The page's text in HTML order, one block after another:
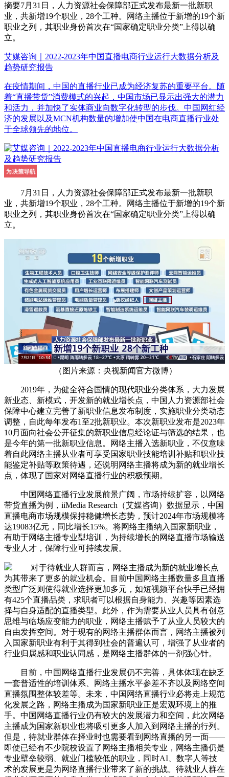
摘要7月31日，人力资源社会保障部正式发布最新一批新职
业，共新增19个职业，28个工种。网络主播位于新增的19个新
职业之列，其职业身份首次在“国家确定职业分类”上得以确
立。
艾媒咨询｜2022-2023年中国直播电商行业运行大数据分析及
趋势研究报告
在疫情期间，中国的直播行业已成为经济复苏的重要平台。随
着“直播带货”消费模式的兴起，中国市场已显示出强大的潜力
和活力，并加快了实体商业向数字化转型的步伐。中国网红经
济的发展以及MCN机构数量的增加使中国在电商直播行业处
于全球领先的地位。
7月31日，人力资源社会保障部正式发布最新一批新职
业，共新增19个职业，28个工种。网络主播位于新增的19个新
职业之列，其职业身份首次在“国家确定职业分类”上得以确
立。
（图片来源：央视新闻官方微博）
2019年，为健全符合国情的现代职业分类体系，大力发展
新业态、新模式，开发新的就业增长点，中国人力资源部社会
保障中心建立完善了新职业信息发布制度，实施职业分类动态
调整，自此每年发布1至2批新职业。本次新职业发布是2023年
10月面向社会公开征集的新职业信息经论证与筛选的结果，也
是今年的第一批新职业信息。网络主播入选新职业，不仅意味
着自此网络主播从业者可享受国家职业技能培训补贴和职业技
能鉴定补贴等政策待遇，还说明网络主播将成为新的就业增长
点，体现了国家对网络直播行业的积极预期。
中国网络直播行业发展前景广阔，市场持续扩容，以网络
带货直播为例，iiMedia Research（艾媒咨询）数据显示，中国
直播电商市场规模保持稳健增长态势，预计2024年市场规模将
达19083亿元，同比增长15%。将网络主播纳入国家新职业，
有助于网络主播专业型培训，为持续增长的网络直播市场输送
专业人才，保障行业可持续发展。
对于待就业人群而言，网络主播成为新的就业增长点
为其带来了更多的就业机会。目前中国网络主播数量多且直播
类型广泛则使得就业选择更加多元，如短视频平台快手已经拥
有425个直播品类，求职者可以根据自身能力、兴趣等因素选
择与自身适配的直播类型。此外，作为需要从业人员具有创意
思维与临场应变能力的职业，网络主播赋予了从业人员较大的
自由发挥空间。对于现有的网络主播群体而言，网络主播被列
入国家新职业有利于其得到社会的普遍认可，增强了从业者的
行业归属感和职业认同感，是网络主播群体的一剂强心针。
目前，中国网络直播行业发展仍不完善，具体体现在缺乏
一套普适性的培训体系、网络主播水平参差不齐以及网络空间
直播氛围整体较差等。未来，中国网络直播行业必将走上规范
化发展之路，网络主播成为国家新职业正是宏观环境上的推
手。中国网络直播行业仍有较大的发展潜力和空间，此次网络
主播成为国家新职业也将吸引更多人加入到网络主播的行列。
但是，待就业群体在择业时也需要看到网络直播的另一面——
即使已经有不少院校设置了网络主播相关专业，网络主播仍是
专业壁垒较弱、就业门槛较低的职业，同时AI、数字人等技
术的发展更是为网络直播行业带来了新的挑战。待就业人群在